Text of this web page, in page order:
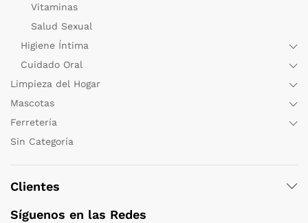
Vitaminas
Salud Sexual
Higiene Íntima
Cuidado Oral
Limpieza del Hogar
Mascotas
Ferretería
Sin Categoría
Clientes
Síguenos en las Redes